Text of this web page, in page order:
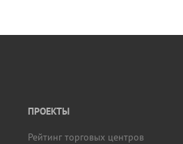
ПРОЕКТЫ
Рейтинг торговых центров